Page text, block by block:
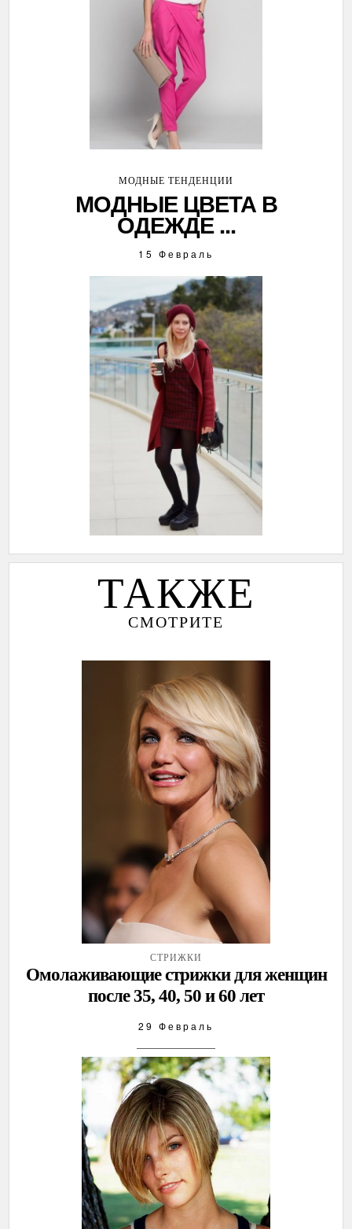
МОДНЫЕ ТЕНДЕНЦИИ
МОДНЫЕ ЦВЕТА В
ОДЕЖДЕ ...
15 Февраль
ТАКЖЕ
СМОТРИТЕ
СТРИЖКИ
Омолаживающие стрижки для женщин
после 35, 40, 50 и 60 лет
29 Февраль